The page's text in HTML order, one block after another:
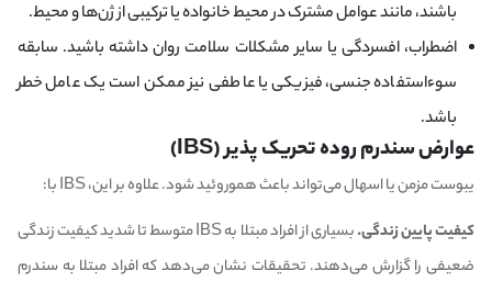
باشند، مانند عوامل مشترک در محیط خانواده یا ترکیبی از ژن‌ها و محیط.
اضطراب، افسردگی یا سایر مشکلات سلامت روان داشته باشید. سابقه
سوءاستفاده جنسی، فیزیکی یا عاطفی نیز ممکن است یک عامل خطر
باشد.
عوارض سندرم روده تحریک پذیر (IBS)
یبوست مزمن یا اسهال می‌تواند باعث هموروئید شود. علاوه بر این، IBS با:
کیفیت پایین زندگی.
بسیاری از افراد مبتلا به IBS متوسط تا شدید کیفیت زندگی
ضعیفی را گزارش می‌دهند. تحقیقات نشان می‌دهد که افراد مبتلا به سندرم